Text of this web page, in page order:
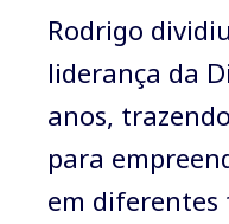
Rodrigo
liderança da
anos,
para
em diferentes